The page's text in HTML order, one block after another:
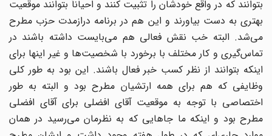
بتوانند که در واقع خودشان را تثبیت کنند و احیاناً بتوانند موقعیت
بهتری به دست بیاورند و این هم در برنامه درازمدت حزب مطرح
می‌‌شد. البته خب نقش فعالی هم می‌‌بایست داشته باشند در
تماس‌گیری و کار مختلف با برخورد با شخصیت‌ها و غیر اینها برای
اینکه بتوانند از نظر کسب خبر فعال باشند. این بود به طور کلی
وظایفی که هم برای همه ارتشیان مطرح بود و البته به طور
اختصاصی با توجه به موقعیت آقای افضلی برای آقای افضلی
مطرح بود و اینکه ما جاهایی که به نظرمان می‌‌رسید در همان